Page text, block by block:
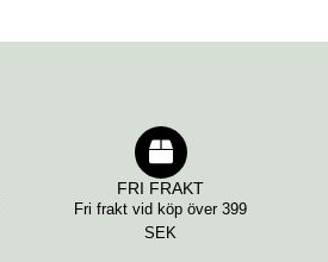
FRI FRAKT
Fri frakt vid köp över 399
SEK